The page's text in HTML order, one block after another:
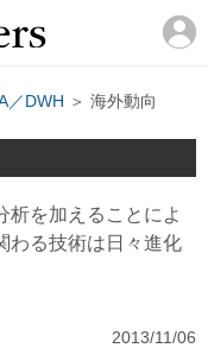
／DWH ＞ 海外動向
析を加えることによ
わる技術は日々進化
2013/11/06